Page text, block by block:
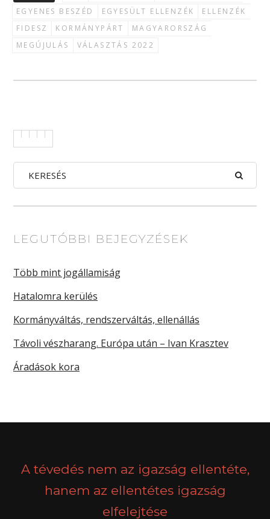
EGYENES BESZÉD
EGYESÜLT ELLENZÉK
ELLENZÉK
FIDESZ
KORMÁNYPÁRT
MAGYARORSZÁG
MEGÚJULÁS
VÁLASZTÁS 2022
LEGUTÓBBI BEJEGYZÉSEK
Több mint jogállamiság
Hatalomra kerülés
Kormányváltás, rendszerváltás, ellenállás
Távoli vészharang. Európa után – Ivan Krasztev
Áradások kora
A tévedés nem az igazság ellentéte,
hanem az ellentétes igazság
elfelejtése